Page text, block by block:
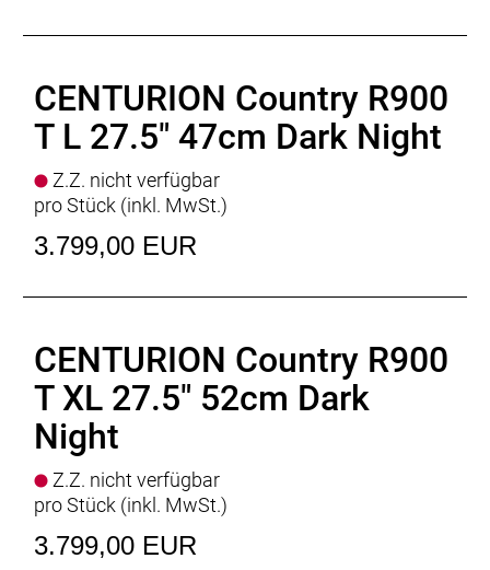
CENTURION Country R900
T L 27.5" 47cm Dark Night
Z.Z. nicht verfügbar
pro Stück (inkl. MwSt.)
3.799,00 EUR
CENTURION Country R900
T XL 27.5" 52cm Dark
Night
Z.Z. nicht verfügbar
pro Stück (inkl. MwSt.)
3.799,00 EUR